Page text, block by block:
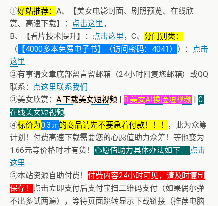
①好站推荐： A、【美女电影封面、剧照预览、在线欣
赏、高速下载】：
点击这里，
B、【看片技术提升】：
点击这里，C、 分门别类：
（ 【4000多本免费电子书】（访问密码：4041） ）：
点击
这里
②有事请文章底部留言留邮箱（24小时回复您邮箱）或QQ
联系：
点这里联系我们
③美女欣赏： A.下载美女短视频 | B.美女AI换脸短视频 | C.
在线美女短视频;
④标价为0.3元的商品请先不要急着付款！！！
，此为众筹
计划！付费高速下载需要您的心愿值助力众筹！等他变为
1.66元等价格时才有货！ 心愿值助力具体办法如下：
点击
这里
⑤本站资源自助付费！ 付费内容24小时可见，请及时复制
保存！
点击立即支付后支付宝扫二维码支付（如果偶尔弹
不出多试两遍），等待页面跳转显示下载链接（推荐电脑